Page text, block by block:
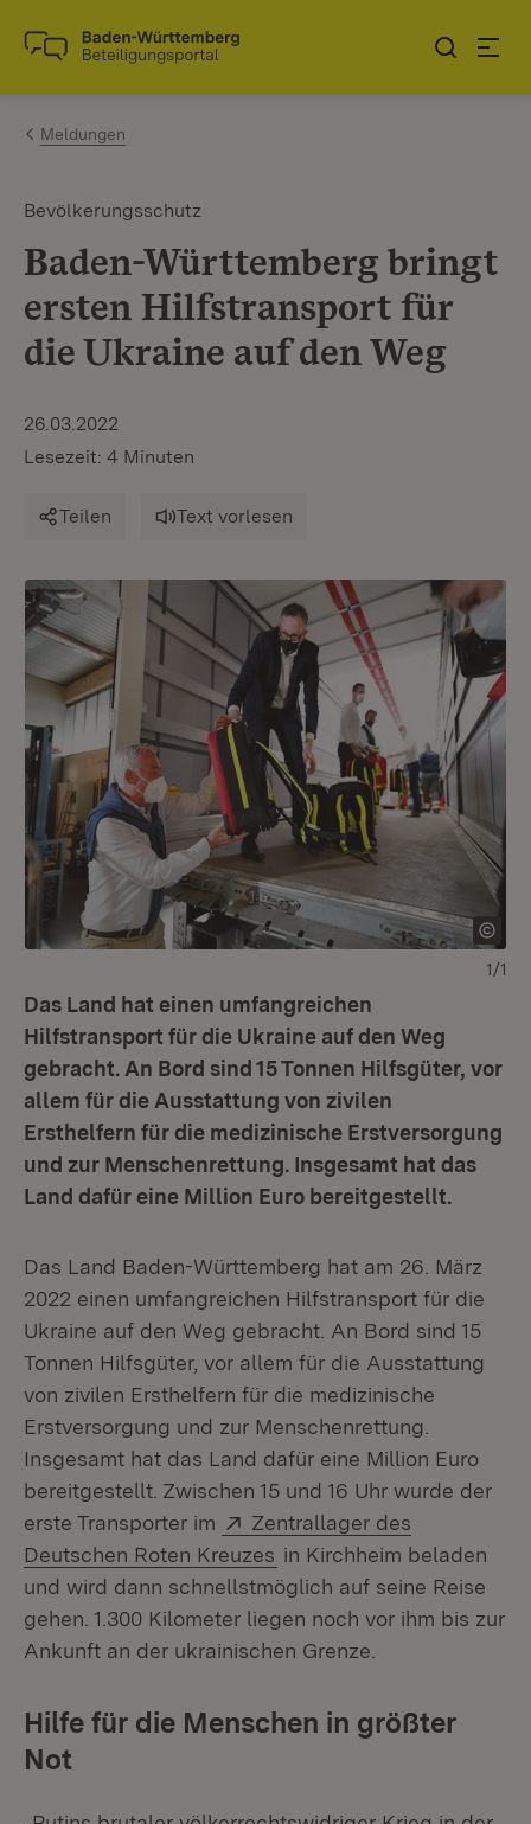
Zum Inhalt springen
Link zur Startseite
Meldungen
Bevölkerungsschutz
Baden-Württemberg bringt
ersten Hilfstransport für
die Ukraine auf den Weg
26.03.2022
Lesezeit: 4 Minuten
Teilen Text vorlesen
1/1
Das Land hat einen umfangreichen
Hilfstransport für die Ukraine auf den Weg
gebracht. An Bord sind 15 Tonnen Hilfsgüter, vor
allem für die Ausstattung von zivilen
Ersthelfern für die medizinische Erstversorgung
und zur Menschenrettung. Insgesamt hat das
Land dafür eine Million Euro bereitgestellt.
Das Land Baden-Württemberg hat am 26. März
2022 einen umfangreichen Hilfstransport für die
Ukraine auf den Weg gebracht. An Bord sind 15
Tonnen Hilfsgüter, vor allem für die Ausstattung
von zivilen Ersthelfern für die medizinische
Erstversorgung und zur Menschenrettung.
Insgesamt hat das Land dafür eine Million Euro
bereitgestellt. Zwischen 15 und 16 Uhr wurde der
erste Transporter im
Extern:
Zentrallager des
Deutschen Roten Kreuzes (Öffnet in neuem Fenster)
in Kirchheim beladen
und wird dann schnellstmöglich auf seine Reise
gehen. 1.300 Kilometer liegen noch vor ihm bis zur
Ankunft an der ukrainischen Grenze.
Hilfe für die Menschen in größter
Not